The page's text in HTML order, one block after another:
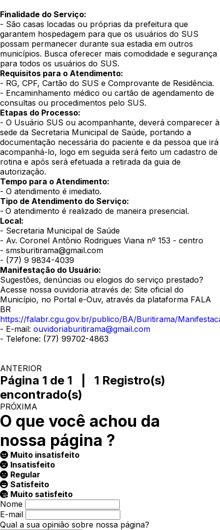
Finalidade do Serviço:
- São casas locadas ou próprias da prefeitura que
garantem hospedagem para que os usuários do SUS
possam permanecer durante sua estadia em outros
municípios. Busca oferecer mais comodidade e segurança
para todos os usuários do SUS.
Requisitos para o Atendimento:
- RG, CPF, Cartão do SUS e Comprovante de Residência.
- Encaminhamento médico ou cartão de agendamento de
consultas ou procedimentos pelo SUS.
Etapas do Processo:
- O Usuário SUS ou acompanhante, deverá comparecer à
sede da Secretaria Municipal de Saúde, portando a
documentação necessária do paciente e da pessoa que irá
acompanhá-lo, logo em seguida será feito um cadastro de
rotina e após será efetuada a retirada da guia de
autorização.
Tempo para o Atendimento:
- O atendimento é imediato.
Tipo de Atendimento do Serviço:
- O atendimento é realizado de maneira presencial.
Local:
- Secretaria Municipal de Saúde
- Av. Coronel Antônio Rodrigues Viana nº 153 - centro
- smsburitirama@gmail.com
- (77) 9 9834-4039
Manifestação do Usuário:
Sugestões, denúncias ou elogios do serviço prestado?
Acesse nossa ouvidoria através de: Site oficial do
Município, no Portal e-Ouv, através da plataforma FALA
BR
https://falabr.cgu.gov.br/publico/BA/Buritirama/
- E-mail: ouvidoriaburitirama@gmail.com
- Telefone: (77) 99702-4863
ANTERIOR
Página 1 de 1 | 1 Registro(s)
encontrado(s)
PRÓXIMA
O que você achou da
nossa página ?
Muito insatisfeito
Insatisfeito
Regular
Satisfeito
Muito satisfeito
Nome
E-mail
Qual a sua opinião sobre nossa página?